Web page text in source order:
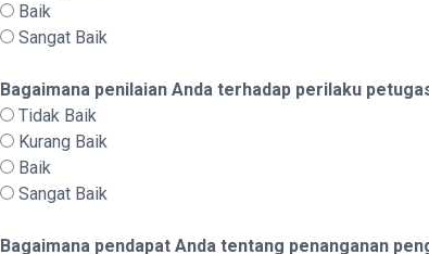
Baik
Sangat Baik
Bagaimana penilaian Anda terhadap perilaku
Tidak Baik
Kurang Baik
Baik
Sangat Baik
Bagaimana pendapat Anda tentang penanganan